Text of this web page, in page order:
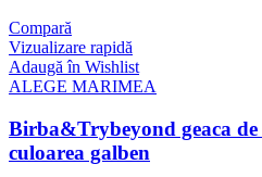
Compară
Vizualizare rapidă
Adaugă în Wishlist
ALEGE MARIMEA
Birba&Trybeyond geaca
culoarea galben